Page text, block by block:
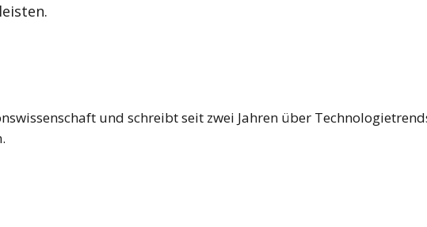
und schreibt seit zwei Jahren über